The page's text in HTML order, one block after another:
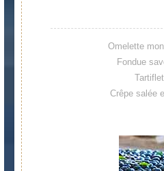
Omelette
Fondue
Crêpe salée